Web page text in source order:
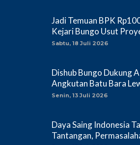
Jadi Temuan BPK
Kejari Bungo Usut
Sabtu, 18 Juli 2026
Dishub Bungo Dukung
Angkutan Batu Bara
Senin, 13 Juli 2026
Daya Saing Indonesia
Tantangan,